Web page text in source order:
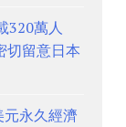
320萬人
留意日本
永久經濟